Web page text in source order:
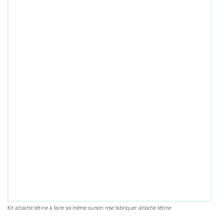
Kit attache tétine à faire soi-même ourson rose fabriquer attache tétine